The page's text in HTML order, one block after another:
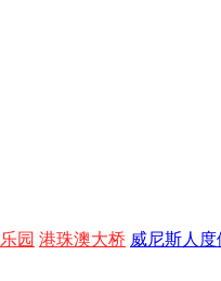
园 港珠澳大桥 威尼斯人度